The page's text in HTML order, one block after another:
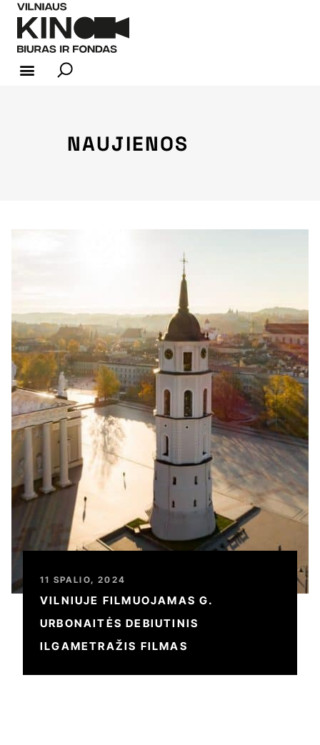
NAUJIENOS
11 SPALIO, 2024
VILNIUJE FILMUOJAMAS G.
URBONAITĖS DEBIUTINIS
ILGAMETRAŽIS FILMAS